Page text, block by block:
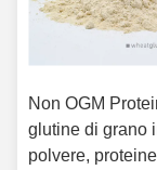
Non OGM
glutine di grano
polvere,